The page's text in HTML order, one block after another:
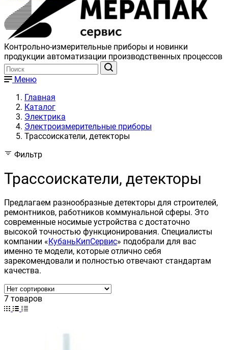
Контрольно-измерительные приборы и новинки
продукции автоматизации производственных процессов
Меню
Главная
Каталог
Электрика
Электроизмерительные приборы
Трассоискатели, детекторы
Фильтр
Трассоискатели, детекторы
Предлагаем разнообразные детекторы для строителей,
ремонтников, работников коммунальной сферы. Это
современные носимые устройства с достаточно
высокой точностью функционирования. Специалисты
компании «КубаньКипСервис» подобрали для вас
именно те модели, которые отлично себя
зарекомендовали и полностью отвечают стандартам
качества.
7 товаров